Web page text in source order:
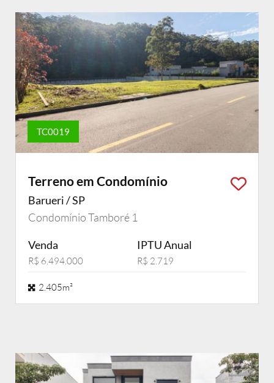
TC0019
Terreno em Condomínio
Barueri / SP
Condomínio Tamboré 1
Venda
R$ 6.494.000
IPTU Anual
R$ 2.719
2.405m²